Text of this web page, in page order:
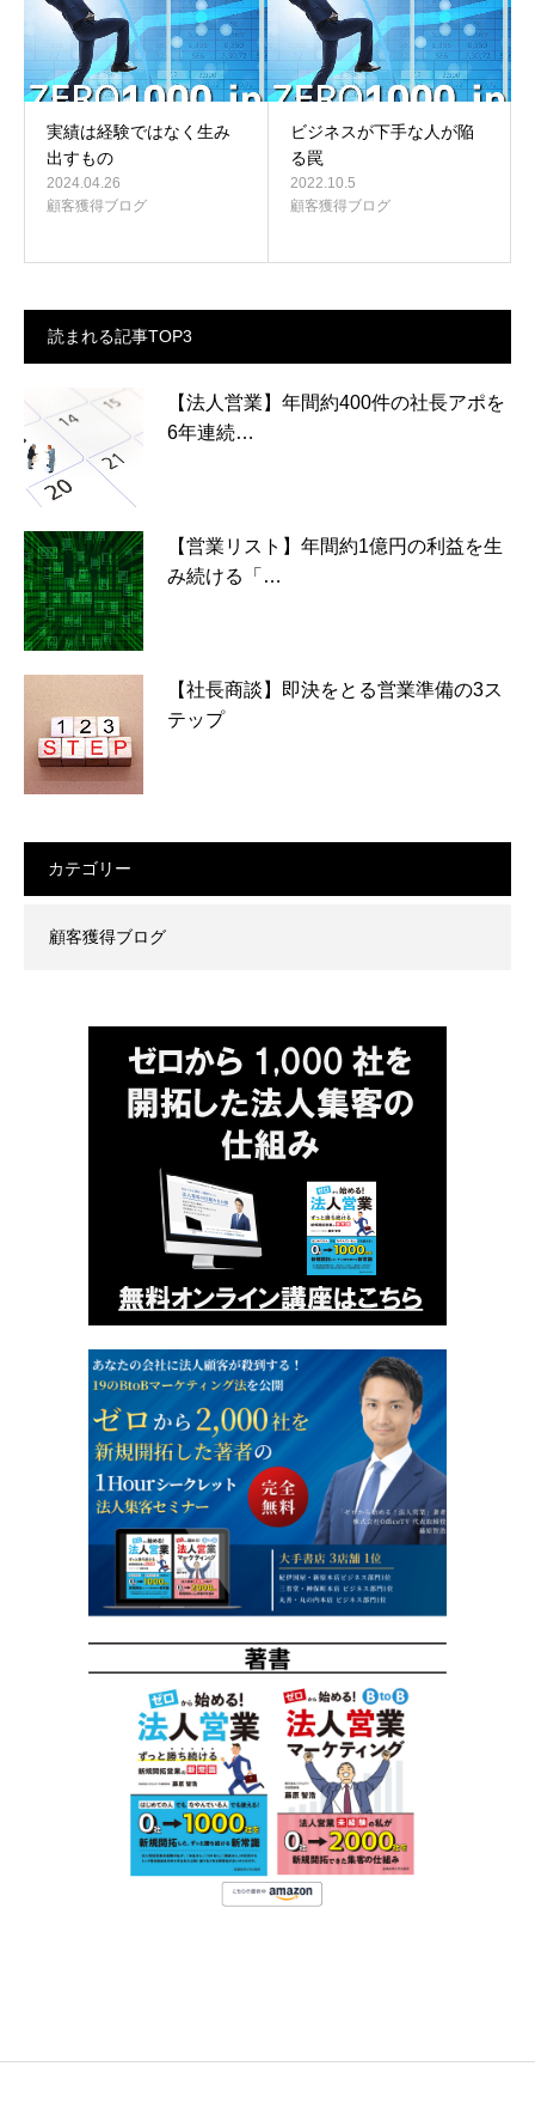
実績は経験ではなく生み
出すもの
2024.04.26
顧客獲得ブログ
ビジネスが下手な人が陥
る罠
2022.10.5
顧客獲得ブログ
読まれる記事TOP3
【法人営業】年間約400件の社長アポを
6年連続…
【営業リスト】年間約1億円の利益を生
み続ける「…
【社長商談】即決をとる営業準備の3ス
テップ
カテゴリー
顧客獲得ブログ